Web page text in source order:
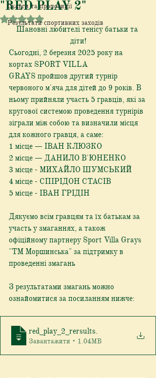
Скарги та пропозиції
Результати спортивних заходів
"RED PLAY 2"
Оцінка: NaN з 5 зірок.
Шановні любителі тенісу батьки та
діти!
Сьогодні, 2 березня 2025 року на
кортах SPORT VILLA
GRAYS пройшов другий турнір
червоного м'яча для дітей до 9 років. В
ньому прийняли участь 5 гравців, які за
кругової системою проведення турнірів
зіграли між собою та визначили місця
для кожного гравця, а саме:
1 місце — ІВАН КЛЮЗКО
2 місце — ДАНИЛО В'ЮНЕНКО
3 місце - МИХАЙЛО ШУМСЬКИЙ
4 місце - СПІРІДОН СТАСІВ
5 місце - ІВАН ГРІДІН
Дякуємо всім гравцям та їх батькам за
участь у змаганнях, а також
офіційному партнеру Sport Villa Grays
"ТМ Моршинська" за підтримку в
проведенні змагань
З результатами змагань можно
ознайомитися за посиланням нижче:
red_play_2_rersults.
Завантажити • 1.04MB